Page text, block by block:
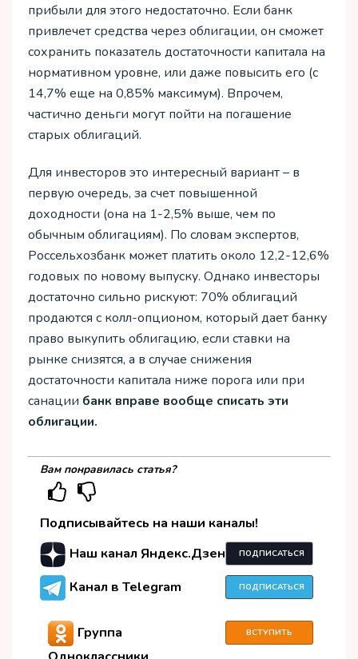
прибыли для этого недостаточно. Если банк
привлечет средства через облигации, он сможет
сохранить показатель достаточности капитала на
нормативном уровне, или даже повысить его (с
14,7% еще на 0,85% максимум). Впрочем,
частично деньги могут пойти на погашение
старых облигаций.
Для инвесторов это интересный вариант – в
первую очередь, за счет повышенной
доходности (она на 1-2,5% выше, чем по
обычным облигациям). По словам экспертов,
Россельхозбанк может платить около 12,2-12,6%
годовых по новому выпуску. Однако инвесторы
достаточно сильно рискуют: 70% облигаций
продаются с колл-опционом, который дает банку
право выкупить облигацию, если ставки на
рынке снизятся, а в случае снижения
достаточности капитала ниже порога или при
санации банк вправе вообще списать эти
облигации.
Вам понравилась статья?
Подписывайтесь на наши каналы!
Наш канал Яндекс.Дзен
ПОДПИСАТЬСЯ
Канал в Telegram ПОДПИСАТЬСЯ
Группа
ВСТУПИТЬ